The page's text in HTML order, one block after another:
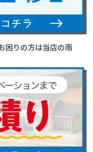
困りの方は当店の雨